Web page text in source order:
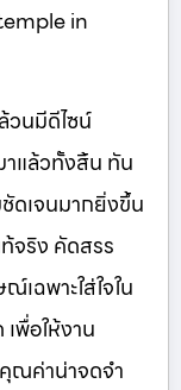
in
วนมีดีไซน์
แล้วทั้งสิ้น ทัน
ดเจนมากยิ่งขึ้น
จริง คัดสรร
ฉพาะใส่ใจใน
พื่อให้งาน
ณค่าน่าจดจำ